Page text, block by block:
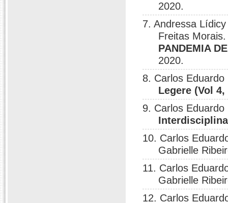
2020.
7. Andressa
Freitas
PANDEMIA
2020.
8. Carlos
Legere (Vol 4,
9. Carlos
10. Carlos
Gabrielle
11. Carlos
Gabrielle
12. Carlos